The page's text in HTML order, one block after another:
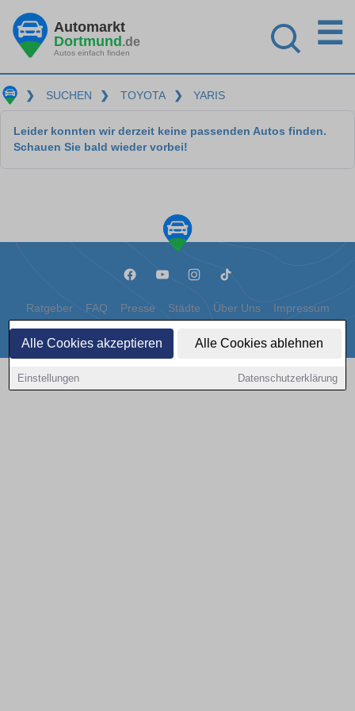
Alle Cookies akzeptieren Alle Cookies ablehnen
Einstellungen Datenschutzerklärung
Automarkt
Dortmund.de
Autos einfach finden
☰
❯ SUCHEN ❯ TOYOTA ❯ YARIS
Leider konnten wir derzeit keine passenden Autos finden.
Schauen Sie bald wieder vorbei!
Ratgeber FAQ Presse Städte Über Uns Impressum
Datenschutz Cookies
Copyright © 2000 - 2026 | 1A Infosysteme GmbH | Content by: 1a-sites-autos